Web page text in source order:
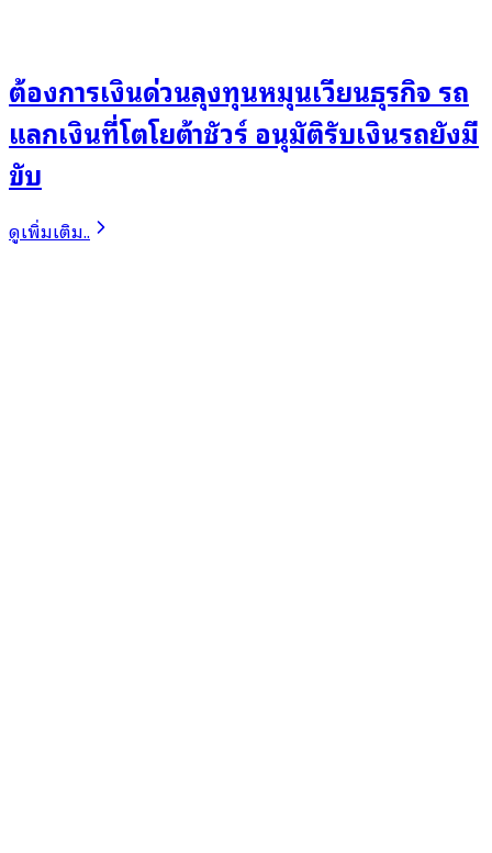
ต้องการเงินด่วนลุงทุนหมุนเวียนธุรกิจ รถ
แลกเงินที่โตโยต้าชัวร์ อนุมัติรับเงินรถยังมี
ขับ
ดูเพิ่มเติม..